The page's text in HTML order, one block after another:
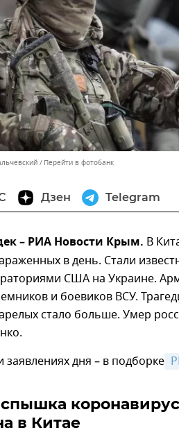
Перейти в фотобанк
Дзен Telegram
– РИА Новости Крым. В
в день. Стали
США на Украине.
и боевиков ВСУ.
стало больше. Умер
дня – в подборке
в Китае